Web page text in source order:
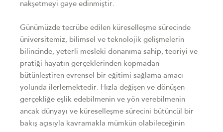
nakşetmeyi gaye edinmiştir.
Günümüzde tecrübe edilen küreselleşme sürecinde
üniversitemiz, bilimsel ve teknolojik gelişmelerin
bilincinde, yeterli mesleki donanıma sahip, teoriyi ve
pratiği hayatın gerçeklerinden kopmadan
bütünleştiren evrensel bir eğitimi sağlama amacı
yolunda ilerlemektedir. Hızla değişen ve dönüşen
gerçekliğe eşlik edebilmenin ve yön verebilmenin
ancak dünyayı ve küreselleşme sürecini bütüncül bir
bakış açısıyla kavramakla mümkün olabileceğinin